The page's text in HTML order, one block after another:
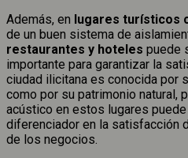
Además, en lugares turísticos
de un buen sistema de
restaurantes y hoteles puede
importante para garantizar la
ciudad ilicitana es conocida por
como por su patrimonio natural,
acústico en estos lugares
diferenciador en la satisfacción
de los negocios.